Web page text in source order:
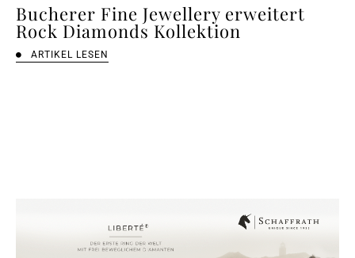
Bucherer Fine Jewellery erweitert
Rock Diamonds Kollektion
ARTIKEL LESEN